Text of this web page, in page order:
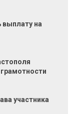
выплату на
участника